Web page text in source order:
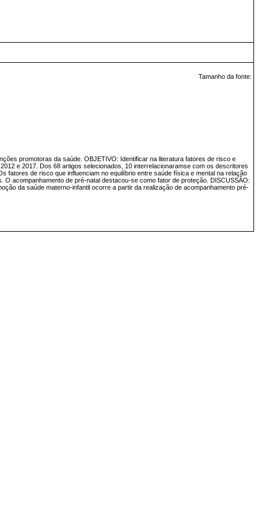
Tamanho da fonte:
promotoras da saúde. OBJETIVO: Identificar na literatura fatores de risco e
e 2017. Dos 68 artigos selecionados, 10 interrelacionaramse com os descritores
fatores de risco que influenciam no equilíbrio entre saúde física e mental na relação
acompanhamento de pré-natal destacou-se como fator de proteção. DISCUSSÃO:
da saúde materno-infantil ocorre a partir da realização de acompanhamento pré-